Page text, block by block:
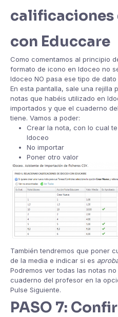
calificaciones
con Educcare
Como comentamos al principio
formato de icono en Idoceo no
Idoceo NO pasa ese tipo de
En esta pantalla, sale una rejilla
notas que habéis utilizado en
importados y que el cuaderno
tiene. Vamos a poder:
Crear la nota, con lo cual
Idoceo
No importar
Poner otro valor
También tendremos que poner
de la media e indicar si es
Podremos ver todas las notas
cuaderno del profesor en la
Pulse Siguiente.
PASO 7: